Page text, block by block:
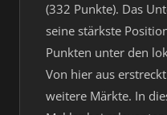
(332 Punkte). Das
seine stärkste
Punkten unter den
Von hier aus
weitere Märkte. In